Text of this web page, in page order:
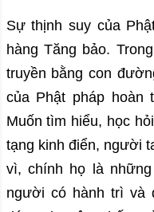
Sự thịnh suy của
hàng Tăng bảo.
truyền bằng con
của Phật pháp hoàn
Muốn tìm hiểu, học
tạng kinh điển, người
vì, chính họ là
người có hành trì và